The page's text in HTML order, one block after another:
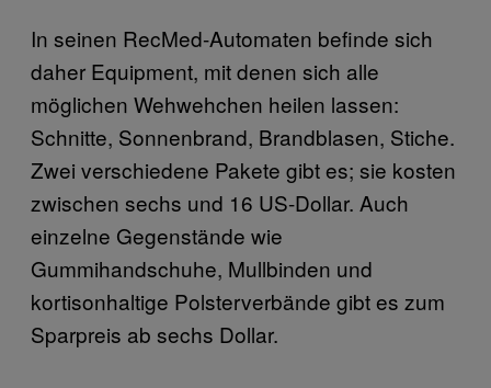
In seinen RecMed-Automaten befinde sich
daher Equipment, mit denen sich alle
möglichen Wehwehchen heilen lassen:
Schnitte, Sonnenbrand, Brandblasen, Stiche.
Zwei verschiedene Pakete gibt es; sie kosten
zwischen sechs und 16 US-Dollar. Auch
einzelne Gegenstände wie
Gummihandschuhe, Mullbinden und
kortisonhaltige Polsterverbände gibt es zum
Sparpreis ab sechs Dollar.